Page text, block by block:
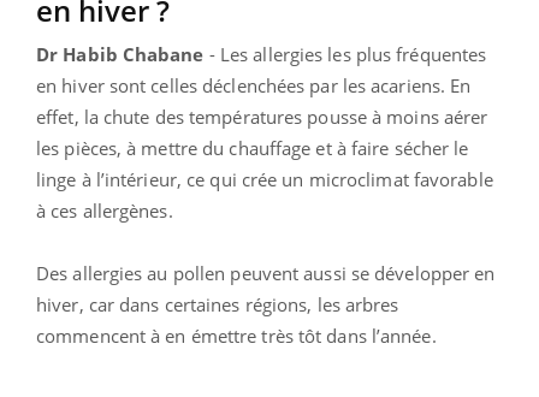
en hiver ?
Dr Habib Chabane - Les allergies les plus fréquentes
en hiver sont celles déclenchées par les acariens. En
effet, la chute des températures pousse à moins aérer
les pièces, à mettre du chauffage et à faire sécher le
linge à l’intérieur, ce qui crée un microclimat favorable
à ces allergènes.
Des allergies au pollen peuvent aussi se développer en
hiver, car dans certaines régions, les arbres
commencent à en émettre très tôt dans l’année.